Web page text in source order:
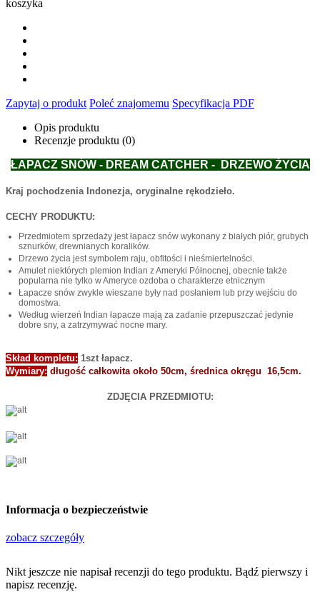
koszyka
Zapytaj o produkt Poleć znajomemu Specyfikacja PDF
Opis produktu
Recenzje produktu (0)
ŁAPACZ SNÓW - DREAM CATCHER - DRZEWO ŻYCIA
Kraj pochodzenia Indonezja, oryginalne rękodzieło.
CECHY PRODUKTU:
Przedmiotem sprzedaży jest łapacz snów wykonany z białych piór, grubych
sznurków, drewnianych koralików.
Drzewo życia jest symbolem raju, obfitości i nieśmiertelności.
Amulet niektórych plemion Indian z Ameryki Północnej, obecnie także
popularna nie tylko w Ameryce ozdoba o charakterze etnicznym
Łapacze snów zwykle wieszane były nad posłaniem lub przy wejściu do
domostwa.
Według wierzeń Indian łapacze mają za zadanie przepuszczać jedynie
dobre sny, a zatrzymywać nocne mary.
Skład kompletu: 1szt łapacz.
Wymiary: długość całkowita około 50cm, średnica okręgu 16,5cm.
ZDJĘCIA PRZEDMIOTU:
Informacja o bezpieczeństwie
zobacz szczegóły
Nikt jeszcze nie napisał recenzji do tego produktu. Bądź pierwszy i
napisz recenzję.